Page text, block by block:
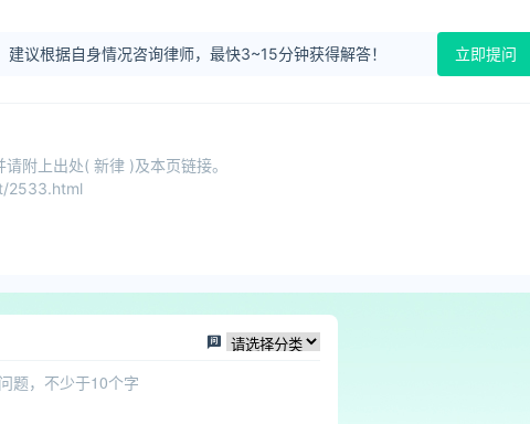
议根据自身情况咨询律师，最快3~15分钟获得解答！ 立即提问
附上出处( 新律 )及本页链接。
2533.html